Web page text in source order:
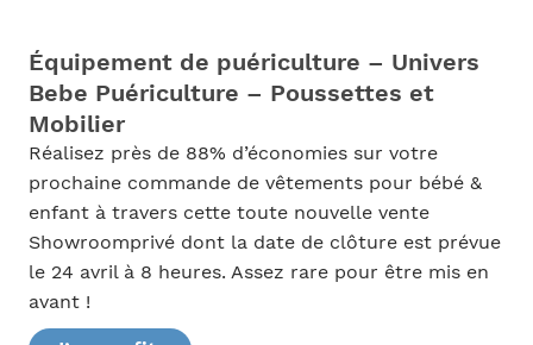
Équipement de puériculture – Univers
Bebe Puériculture – Poussettes et
Mobilier
Réalisez près de 88% d’économies sur votre
prochaine commande de vêtements pour bébé &
enfant à travers cette toute nouvelle vente
Showroomprivé dont la date de clôture est prévue
le 24 avril à 8 heures. Assez rare pour être mis en
avant !